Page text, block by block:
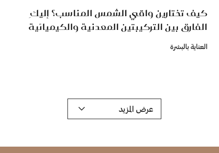
كيف تختارين واقي الشمس المناسب؟ إليكِ
الفارق بين التركيبتين المعدنية والكيميائية
العناية بالبشرة
عرض المزيد